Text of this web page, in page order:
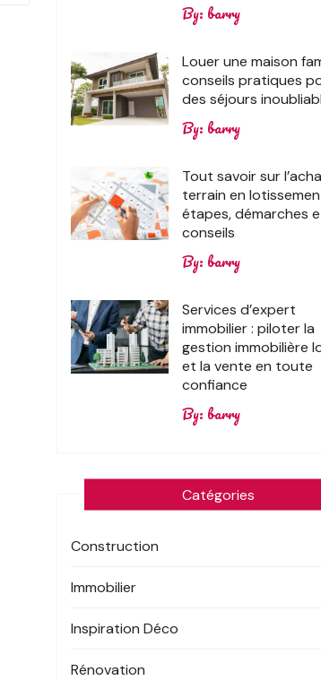
By: barry
Louer une maison
conseils pratiques
des séjours
By: barry
Tout savoir sur
terrain en
étapes, démarches
conseils
By: barry
Services d’expert
immobilier : piloter la
gestion immobilière
et la vente en toute
confiance
By: barry
Catégories
Construction
Immobilier
Inspiration Déco
Rénovation